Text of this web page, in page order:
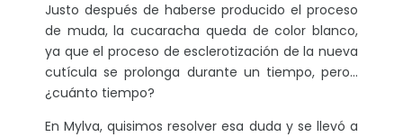
Justo después de haberse producido el proceso
de muda, la cucaracha queda de color blanco,
ya que el proceso de esclerotización de la nueva
cutícula se prolonga durante un tiempo, pero…
¿cuánto tiempo?
En Mylva, quisimos resolver esa duda y se llevó a